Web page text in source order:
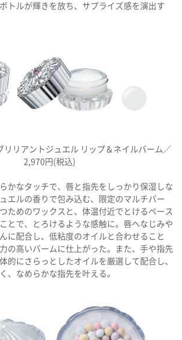
トルが輝きを放ち、サプライズ感を演出す
リリアントジュエル リップ＆ネイルバーム／
2,970円(税込)
かなタッチで、唇と指先をしっかり保湿しな
エルの香りで包み込む、限定のマルチバー
ためのワックスと、体温付近でとけるペース
とで、とろけるような感触に。唇へなじみや
に配合し、低粘度のオイルと合わせること
の高いバームに仕上がった。また、手や指先
的にさらっとしたオイルを厳選して配合し、
、なめらかな指先を叶える。